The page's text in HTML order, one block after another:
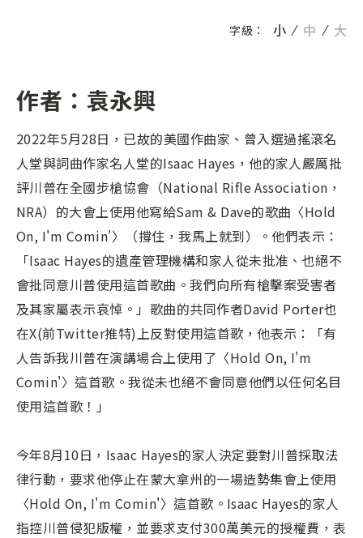
字級： 小 中 大
作者：袁永興
2022年5月28日，已故的美國作曲家、曾入選過搖滾名
人堂與詞曲作家名人堂的Isaac Hayes，他的家人嚴厲批
評川普在全國步槍協會（National Rifle Association，
NRA）的大會上使用他寫給Sam & Dave的歌曲〈Hold
On, I'm Comin'〉（撐住，我馬上就到）。他們表示：
「Isaac Hayes的遺產管理機構和家人從未批准、也絕不
會批同意川普使用這首歌曲。我們向所有槍擊案受害者
及其家屬表示哀悼。」歌曲的共同作者David Porter也
在X(前Twitter推特)上反對使用這首歌，他表示：「有
人告訴我川普在演講場合上使用了〈Hold On, I'm
Comin'〉這首歌。我從未也絕不會同意他們以任何名目
使用這首歌！」
今年8月10日，Isaac Hayes的家人決定要對川普採取法
律行動，要求他停止在蒙大拿州的一場造勢集會上使用
〈Hold On, I'm Comin'〉這首歌。Isaac Hayes的家人
指控川普侵犯版權，並要求支付300萬美元的授權費，表